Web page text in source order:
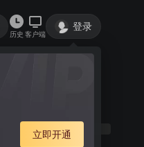
历史 客户端
登录
立即开通